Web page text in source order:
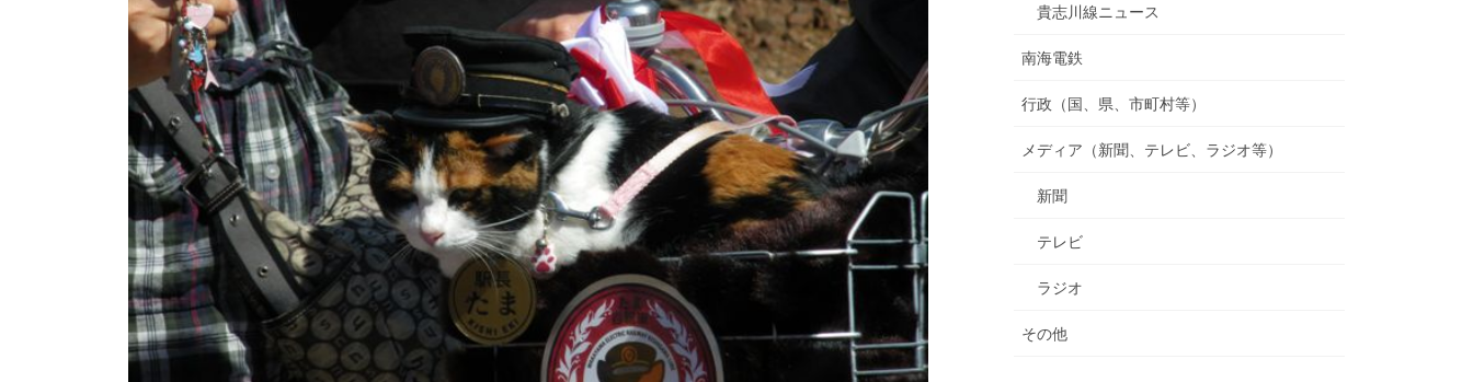
貴志川線ニュース
南海電鉄
行政（国、県、市町村等）
メディア（新聞、テレビ、ラジオ等）
新聞
テレビ
ラジオ
その他